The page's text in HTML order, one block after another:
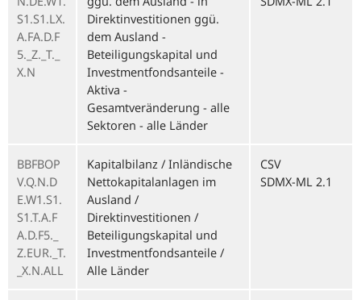
S1.S1.LX.
A.FA.D.F
5._Z._T._
X.N
Direktinvestitionen ggü.
dem Ausland -
Beteiligungskapital und
Investmentfondsanteile -
Aktiva -
Gesamtveränderung - alle
Sektoren - alle Länder
BBFBOP
V.Q.N.D
E.W1.S1.
S1.T.A.F
A.D.F5._
Z.EUR._T.
_X.N.ALL
Kapitalbilanz / Inländische
Nettokapitalanlagen im
Ausland /
Direktinvestitionen /
Beteiligungskapital und
Investmentfondsanteile /
Alle Länder
CSV
SDMX-ML 2.1